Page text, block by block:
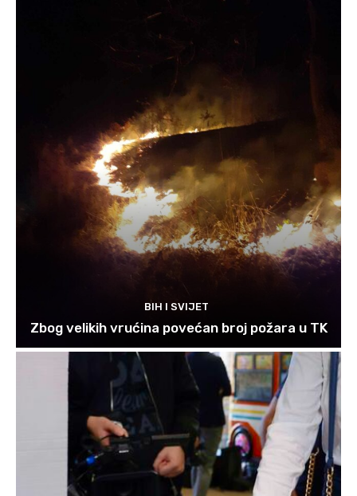
BIH I SVIJET
Zbog velikih vrućina povećan broj požara u TK